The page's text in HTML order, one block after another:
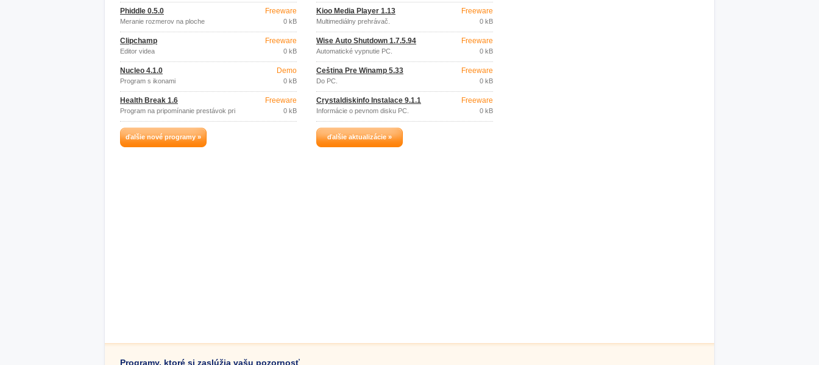
Phiddle 0.5.0
Meranie rozmerov na ploche
Freeware
0 kB
Clipchamp
Editor videa
Freeware
0 kB
Nucleo 4.1.0
Program s ikonami
Demo
0 kB
Health Break 1.6
Program na pripomínanie prestávok pri
Freeware
0 kB
ďalšie nové programy »
Kioo Media Player 1.13
Multimediálny prehrávač.
Freeware
0 kB
Wise Auto Shutdown 1.7.5.94
Automatické vypnutie PC.
Freeware
0 kB
Čeština Pre Winamp 5.33
Do PC.
Freeware
0 kB
Crystaldiskinfo Instalace 9.1.1
Informácie o pevnom disku PC.
Freeware
0 kB
ďalšie aktualizácie »
Programy, ktoré si zaslúžia vašu pozornosť